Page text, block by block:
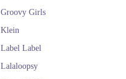
Groovy Girls
Klein
Label Label
Lalaloopsy